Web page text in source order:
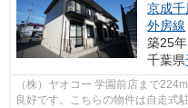
京成千
外房線
築25年
千葉県
（株）ヤオコー 学園前店まで
良好です。こちらの物件は自走式